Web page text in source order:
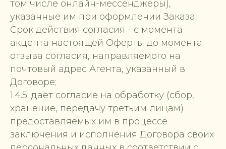
том числе онлайн-мессенджеры),
указанные им при оформлении Заказа.
Срок действия согласия - с момента
акцепта настоящей Оферты до момента
отзыва согласия, направляемого на
почтовый адрес Агента, указанный в
Договоре;
1.4.5. дает согласие на обработку (сбор,
хранение, передачу третьим лицам)
предоставляемых им в процессе
заключения и исполнения Договора своих